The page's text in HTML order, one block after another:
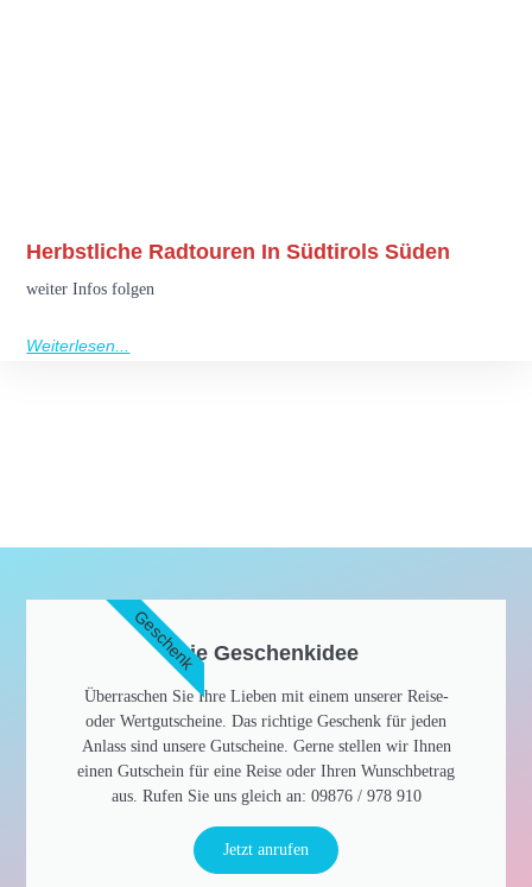
Herbstliche Radtouren In Südtirols Süden
weiter Infos folgen
Weiterlesen...
Die Geschenkidee​
Überraschen Sie Ihre Lieben mit einem unserer Reise-
oder Wertgutscheine. Das richtige Geschenk für jeden
Anlass sind unsere Gutscheine. Gerne stellen wir Ihnen
einen Gutschein für eine Reise oder Ihren Wunschbetrag
aus. Rufen Sie uns gleich an: 09876 / 978 910​
Jetzt anrufen
Geschenk